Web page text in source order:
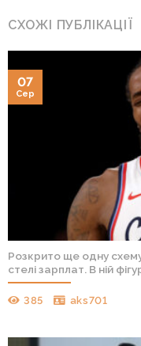
СХОЖІ ПУБЛІКАЦІЇ
Розкрито ще одну
стелі зарплат. В ній
385 aks701
07
Сер